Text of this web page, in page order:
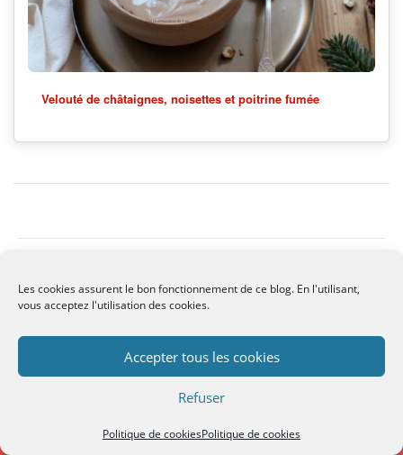
Les cookies assurent le bon fonctionnement de ce blog. En l'utilisant,
vous acceptez l'utilisation des cookies.
Accepter tous les cookies
Refuser
Politique de cookiesPolitique de cookies
Velouté de châtaignes, noisettes et poitrine fumée
Site is using a trial version of the theme. Please enter your
this wordpress theme here